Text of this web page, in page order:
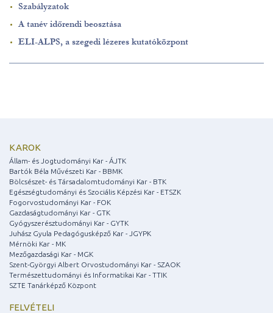
Szabályzatok
A tanév időrendi beosztása
ELI-ALPS, a szegedi lézeres kutatóközpont
KAROK
Állam- és Jogtudományi Kar - ÁJTK
Bartók Béla Művészeti Kar - BBMK
Bölcsészet- és Társadalomtudományi Kar - BTK
Egészségtudományi és Szociális Képzési Kar - ETSZK
Fogorvostudományi Kar - FOK
Gazdaságtudományi Kar - GTK
Gyógyszerésztudományi Kar - GYTK
Juhász Gyula Pedagógusképző Kar - JGYPK
Mérnöki Kar - MK
Mezőgazdasági Kar - MGK
Szent-Györgyi Albert Orvostudományi Kar - SZAOK
Természettudományi és Informatikai Kar - TTIK
SZTE Tanárképző Központ
FELVÉTELI